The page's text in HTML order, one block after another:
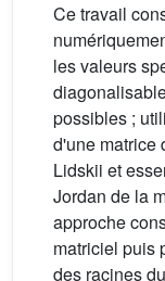
Ce travail
les valeurs
possibles ;
d'une matrice
Lidskii et
Jordan de la
approche
matriciel puis
des racines